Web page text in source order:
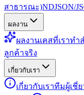
สาธารณะ)NDJSON/
ผลงาน
ผลงานเคสที่เราทำ
ลูกค้าจริง
เกี่ยวกับเรา
เกี่ยวกับเราทีมผู้เชี่